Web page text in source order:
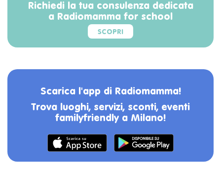
Richiedi la tua consulenza dedicata
a Radiomamma for school
SCOPRI
Scarica l'app di Radiomamma!
Trova luoghi, servizi, sconti, eventi
familyfriendly a Milano!